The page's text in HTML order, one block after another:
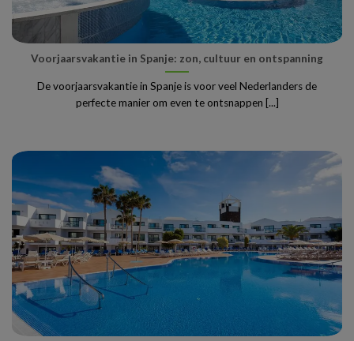
Voorjaarsvakantie in Spanje: zon, cultuur en ontspanning
De voorjaarsvakantie in Spanje is voor veel Nederlanders de
perfecte manier om even te ontsnappen [...]